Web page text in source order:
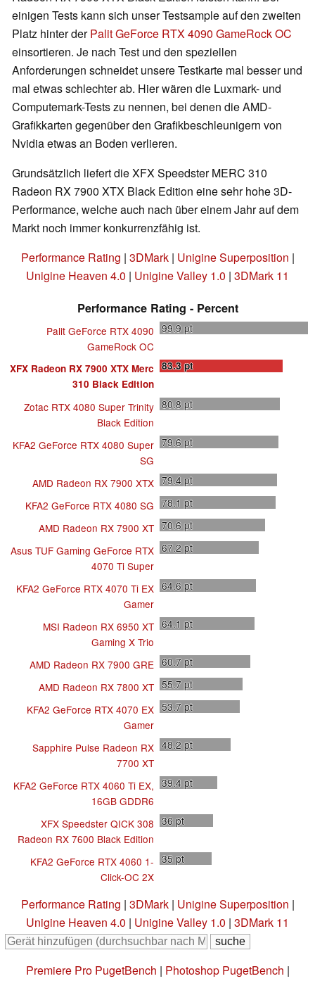
einigen Tests kann sich unser Testsample auf den zweiten
Platz hinter derPalit GeForce RTX 4090 GameRock OC
einsortieren. Je nach Test und den speziellen
Anforderungen schneidet unsere Testkarte mal besser und
mal etwas schlechter ab. Hier wären die Luxmark- und
Computemark-Tests zu nennen, bei denen die AMD-
Grafikkarten gegenüber den Grafikbeschleunigern von
Nvidia etwas an Boden verlieren.
Grundsätzlich liefert die XFX Speedster MERC 310
Radeon RX 7900 XTX Black Edition eine sehr hohe 3D-
Performance, welche auch nach über einem Jahr auf dem
Markt noch immer konkurrenzfähig ist.
Performance Rating | 3DMark| Unigine Superposition |
Unigine Heaven 4.0 | Unigine Valley 1.0 | 3DMark 11
Performance Rating - Percent
Palit GeForce RTX 4090
GameRock OC
99.9 pt
XFX Radeon RX 7900 XTX Merc
310 Black Edition
83.3pt
Zotac RTX 4080 Super Trinity
Black Edition
80.8 pt
KFA2 GeForce RTX 4080 Super
SG
79.6 pt
AMD Radeon RX 7900 XTX 79.4 pt
KFA2 GeForce RTX 4080 SG 78.1 pt
AMD Radeon RX 7900 XT 70.6 pt
Asus TUF Gaming GeForce RTX
4070 Ti Super
67.2 pt
KFA2 GeForce RTX 4070 Ti EX
Gamer
64.6 pt
MSI Radeon RX 6950 XT
Gaming X Trio
64.1 pt
AMD Radeon RX 7900 GRE 60.7 pt
AMD Radeon RX 7800 XT 55.7 pt
KFA2 GeForce RTX 4070 EX
Gamer
53.7 pt
Sapphire Pulse Radeon RX
7700 XT
48.2 pt
KFA2 GeForce RTX 4060 Ti EX,
16GB GDDR6
39.4 pt
XFX Speedster QICK 308
Radeon RX 7600 Black Edition
36 pt
KFA2 GeForce RTX 4060 1-
Click-OC 2X
35 pt
Performance Rating | 3DMark| Unigine Superposition |
Unigine Heaven 4.0 | Unigine Valley 1.0 | 3DMark 11
Premiere Pro PugetBench | Photoshop PugetBench |